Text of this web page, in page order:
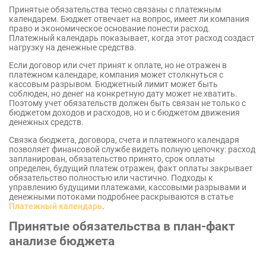
Принятые обязательства тесно связаны с платежным
календарем. Бюджет отвечает на вопрос, имеет ли компания
право и экономическое основание понести расход.
Платежный календарь показывает, когда этот расход создаст
нагрузку на денежные средства.
Если договор или счет принят к оплате, но не отражен в
платежном календаре, компания может столкнуться с
кассовым разрывом. Бюджетный лимит может быть
соблюден, но денег на конкретную дату может не хватить.
Поэтому учет обязательств должен быть связан не только с
бюджетом доходов и расходов, но и с бюджетом движения
денежных средств.
Связка бюджета, договора, счета и платежного календаря
позволяет финансовой службе видеть полную цепочку: расход
запланирован, обязательство принято, срок оплаты
определен, будущий платеж отражен, факт оплаты закрывает
обязательство полностью или частично. Подходы к
управлению будущими платежами, кассовыми разрывами и
денежными потоками подробнее раскрываются в статье
Платежный календарь.
Принятые обязательства в план-факт
анализе бюджета